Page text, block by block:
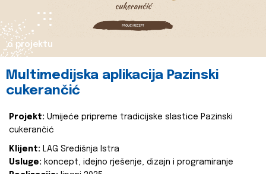
o projektu
Multimedijska aplikacija Pazinski
cukerančić
Projekt: Umijeće pripreme tradicijske slastice Pazinski
cukerančić
Klijent: LAG Središnja Istra
Usluge: koncept, idejno rješenje, dizajn i programiranje